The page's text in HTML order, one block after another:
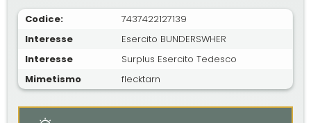
Codice:
7437422127139
Interesse
Esercito BUNDERSWHER
Interesse
Surplus Esercito Tedesco
Mimetismo
flecktarn